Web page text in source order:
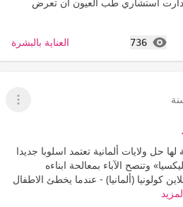
736
المشاهدات العناية بالبشرة
عرض
حل ولايات ألمانية تعتمد اسلوبا جديدا
وتنصح الآباء بمعالحة ابناءه
كولونيا (ألمانيا) - عندما يخطئ الاطفال